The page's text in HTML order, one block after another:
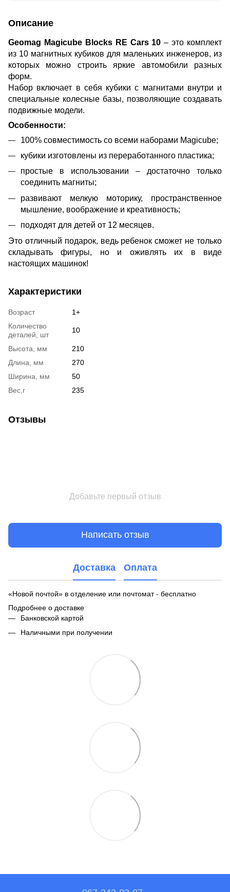
Описание
Geomag Magicube Blocks RE Cars 10– это комплект
из 10 магнитных кубиков для маленьких инженеров, из
которых можно строить яркие автомобили разных
форм.
Набор включает в себя кубики с магнитами внутри и
специальные колесные базы, позволяющие создавать
подвижные модели.
Особенности:
100% совместимость со всеми наборами Magicube;
кубики изготовлены из переработанного пластика;
простые в использовании – достаточно только
соединить магниты;
развивают мелкую моторику, пространственное
мышление, воображение и креативность;
подходят для детей от 12 месяцев.
Это отличный подарок, ведь ребенок сможет не только
складывать фигуры, но и оживлять их в виде
настоящих машинок!
Характеристики
Возраст
1+
Количество
деталей, шт
10
Высота, мм
210
Длина, мм
270
Ширина, мм
50
Вес,г
235
Отзывы
Добавьте первый отзыв
Написать отзыв
Доставка Оплата
«Новой почтой» в отделение или почтомат - бесплатно
Подробнее о доставке
Банковской картой
Наличными при получении